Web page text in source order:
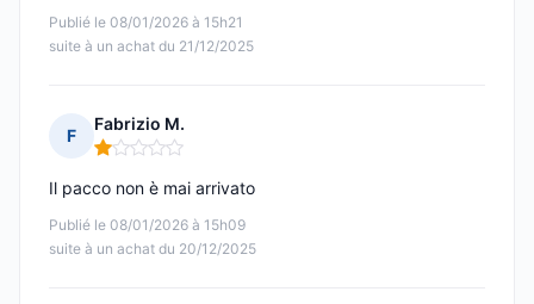
Publié le 08/01/2026 à 15h21
suite à un achat du 21/12/2025
F
Fabrizio M.
Note : 1 sur 5
Publié le 08/01/2026 à 15h09
suite à un achat du 20/12/2025
Il pacco non è mai arrivato